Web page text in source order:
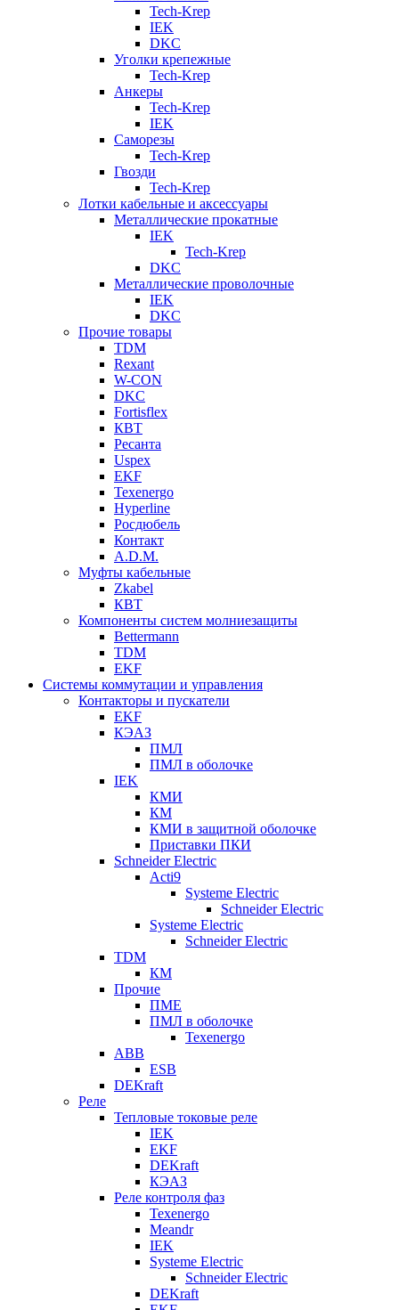
Tech-Krep
IEK
DKC
Уголки крепежные
Tech-Krep
Анкеры
Tech-Krep
IEK
Саморезы
Tech-Krep
Гвозди
Tech-Krep
Лотки кабельные и аксессуары
Металлические прокатные
IEK
Tech-Krep
DKC
Металлические проволочные
IEK
DKC
Прочие товары
TDM
Rexant
W-CON
DKC
Fortisflex
КВТ
Ресанта
Uspex
EKF
Texenergo
Hyperline
Росдюбель
Контакт
A.D.M.
Муфты кабельные
Zkabel
КВТ
Компоненты систем молниезащиты
Bettermann
TDM
EKF
Системы коммутации и управления
Контакторы и пускатели
EKF
КЭАЗ
ПМЛ
ПМЛ в оболочке
IEK
КМИ
КМ
КМИ в защитной оболочке
Приставки ПКИ
Schneider Electric
Acti9
Systeme Electric
Schneider Electric
Systeme Electric
Schneider Electric
TDM
КМ
Прочие
ПМЕ
ПМЛ в оболочке
Texenergo
ABB
ESB
DEKraft
Реле
Тепловые токовые реле
IEK
EKF
DEKraft
КЭАЗ
Реле контроля фаз
Texenergo
Meandr
IEK
Systeme Electric
Schneider Electric
DEKraft